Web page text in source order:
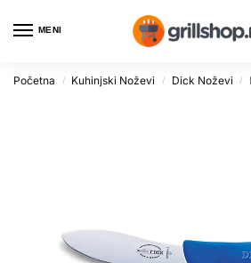
MENI
Početna / Kuhinjski Noževi / Dick Noževi /